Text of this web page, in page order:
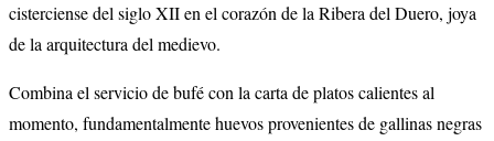
cisterciense del siglo XII en el corazón de la Ribera del Duero, joya
de la arquitectura del medievo.
Combina el servicio de bufé con la carta de platos calientes al
momento, fundamentalmente huevos provenientes de gallinas negras